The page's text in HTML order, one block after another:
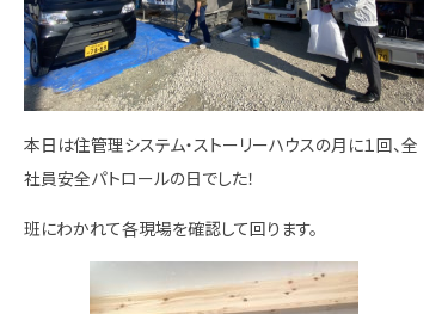
本日は住管理システム・ストーリーハウスの月に１回、全
社員安全パトロールの日でした！
班にわかれて各現場を確認して回ります。